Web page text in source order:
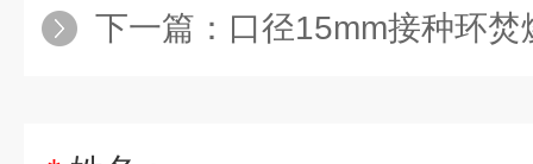
下一篇： 口径15mm接种环焚